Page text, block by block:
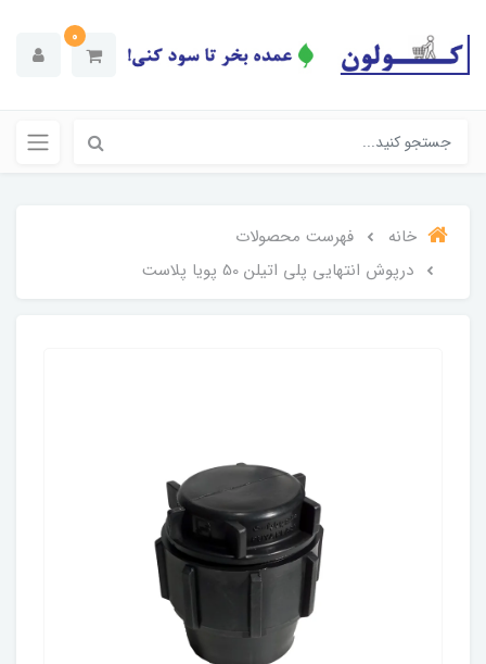
0
خانه
فهرست محصولات
درپوش انتهایی پلی اتیلن 50 پویا پلاست